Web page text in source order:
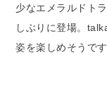
少なエメラルドト
しぶりに登場。
姿を楽しめそうです